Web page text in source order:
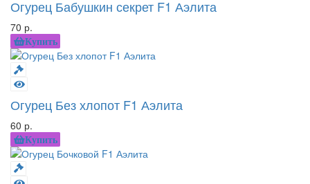
Огурец Бабушкин секрет F1 Аэлита
70 р.
Купить
Огурец Без хлопот F1 Аэлита
60 р.
Купить